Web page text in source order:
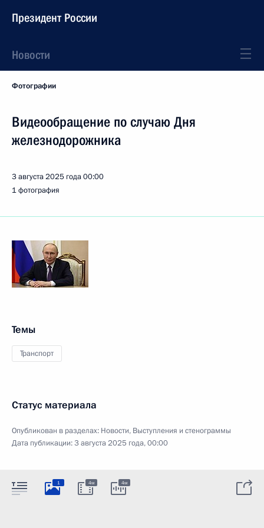
Президент России
Новости
Фотографии
Видеообращение по случаю Дня
железнодорожника
3 августа 2025 года00:00
1 фотография
Темы
Транспорт
Статус материала
Опубликован в разделах: Новости, Выступления и стенограммы
Дата публикации:3 августа 2025 года, 00:00
1 4м 4м